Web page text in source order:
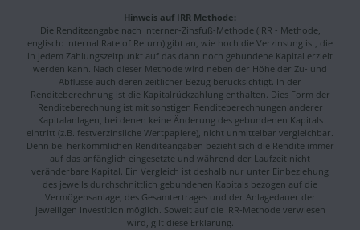
Hinweis auf IRR Methode:
Die Renditeangabe nach Interner-Zinsfuß-Methode (IRR - Methode,
englisch: Internal Rate of Return) gibt an, wie hoch die Verzinsung ist, die
in jedem Zahlungszeitpunkt auf das dann noch gebundene Kapital erzielt
werden kann. Nach dieser Methode wird neben der Höhe der Zu- und
Abflüsse auch deren zeitlicher Bezug berücksichtigt. In der
Renditeberechnung ist die Kapitalrückzahlung enthalten. Dies Form der
Renditeberechnung ist mit sonstigen Renditeberechnungen anderer
Kapitalanlagen, bei denen keine Änderung des gebundenen Kapitals
eintritt (z.B. festverzinsliche Wertpapiere), nicht unmittelbar vergleichbar.
Denn bei herkömmlichen Renditeangaben bezieht sich die Rendite immer
auf das anfänglich eingesetzte und während der Laufzeit nicht
veränderbare Kapital. Ein Vergleich ist deshalb nur unter Einbeziehung
des jeweils durchschnittlich gebundenen Kapitals bezogen auf die
Vermögensanlage, des Gesamtertrages und der Anlagedauer der
jeweiligen Investition möglich. Soweit auf die IRR-Methode verwiesen
wird, gilt diese Erklärung.